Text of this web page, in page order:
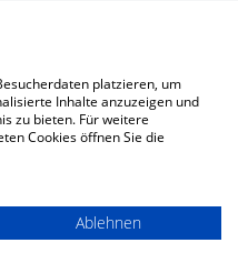
AGB
Preise
platzieren, um
Inhalte anzuzeigen und
zu bieten. Für weitere
Cookies öffnen Sie die
Ablehnen